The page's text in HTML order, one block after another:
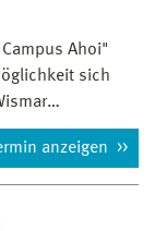
Ahoi"
sich
anzeigen